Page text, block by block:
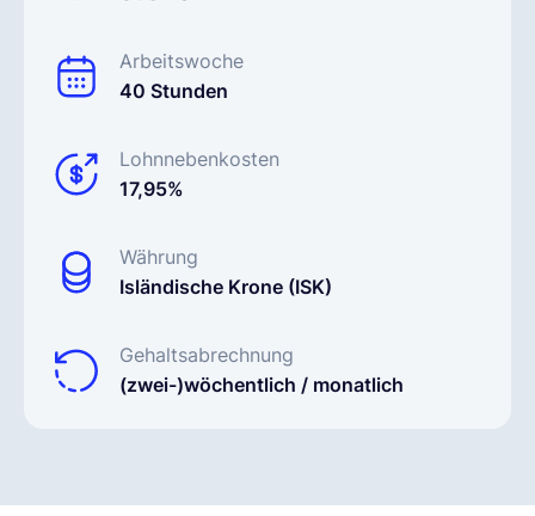
Arbeitswoche
40 Stunden
Lohnnebenkosten
17,95%
Währung
Isländische Krone (ISK)
Gehaltsabrechnung
(zwei-)wöchentlich / monatlich